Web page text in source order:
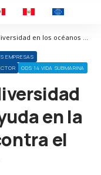
Corresponsables > Opinión > Mantener la biodiversidad en los océanos ayuda en la investigación contra el cáncer
EMPRESAS
ODS 14 VIDA SUBMARINA
en la
el